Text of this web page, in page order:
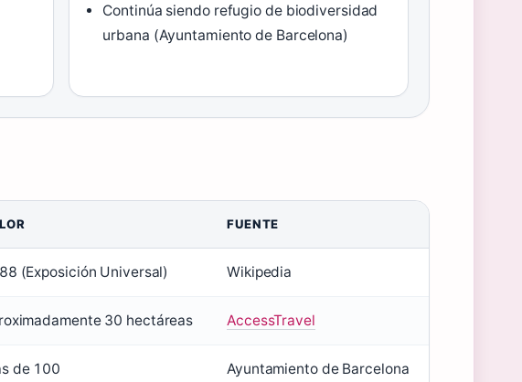
Continúa siendo refugio de biodiversidad
urbana (Ayuntamiento de Barcelona)
FUENTE
(Exposición Universal) Wikipedia
30 hectáreas AccessTravel
de 100 Ayuntamiento de Barcelona